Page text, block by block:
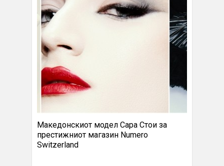
Македонскиот модел Сара Стои за
престижниот магазин Numero
Switzerland